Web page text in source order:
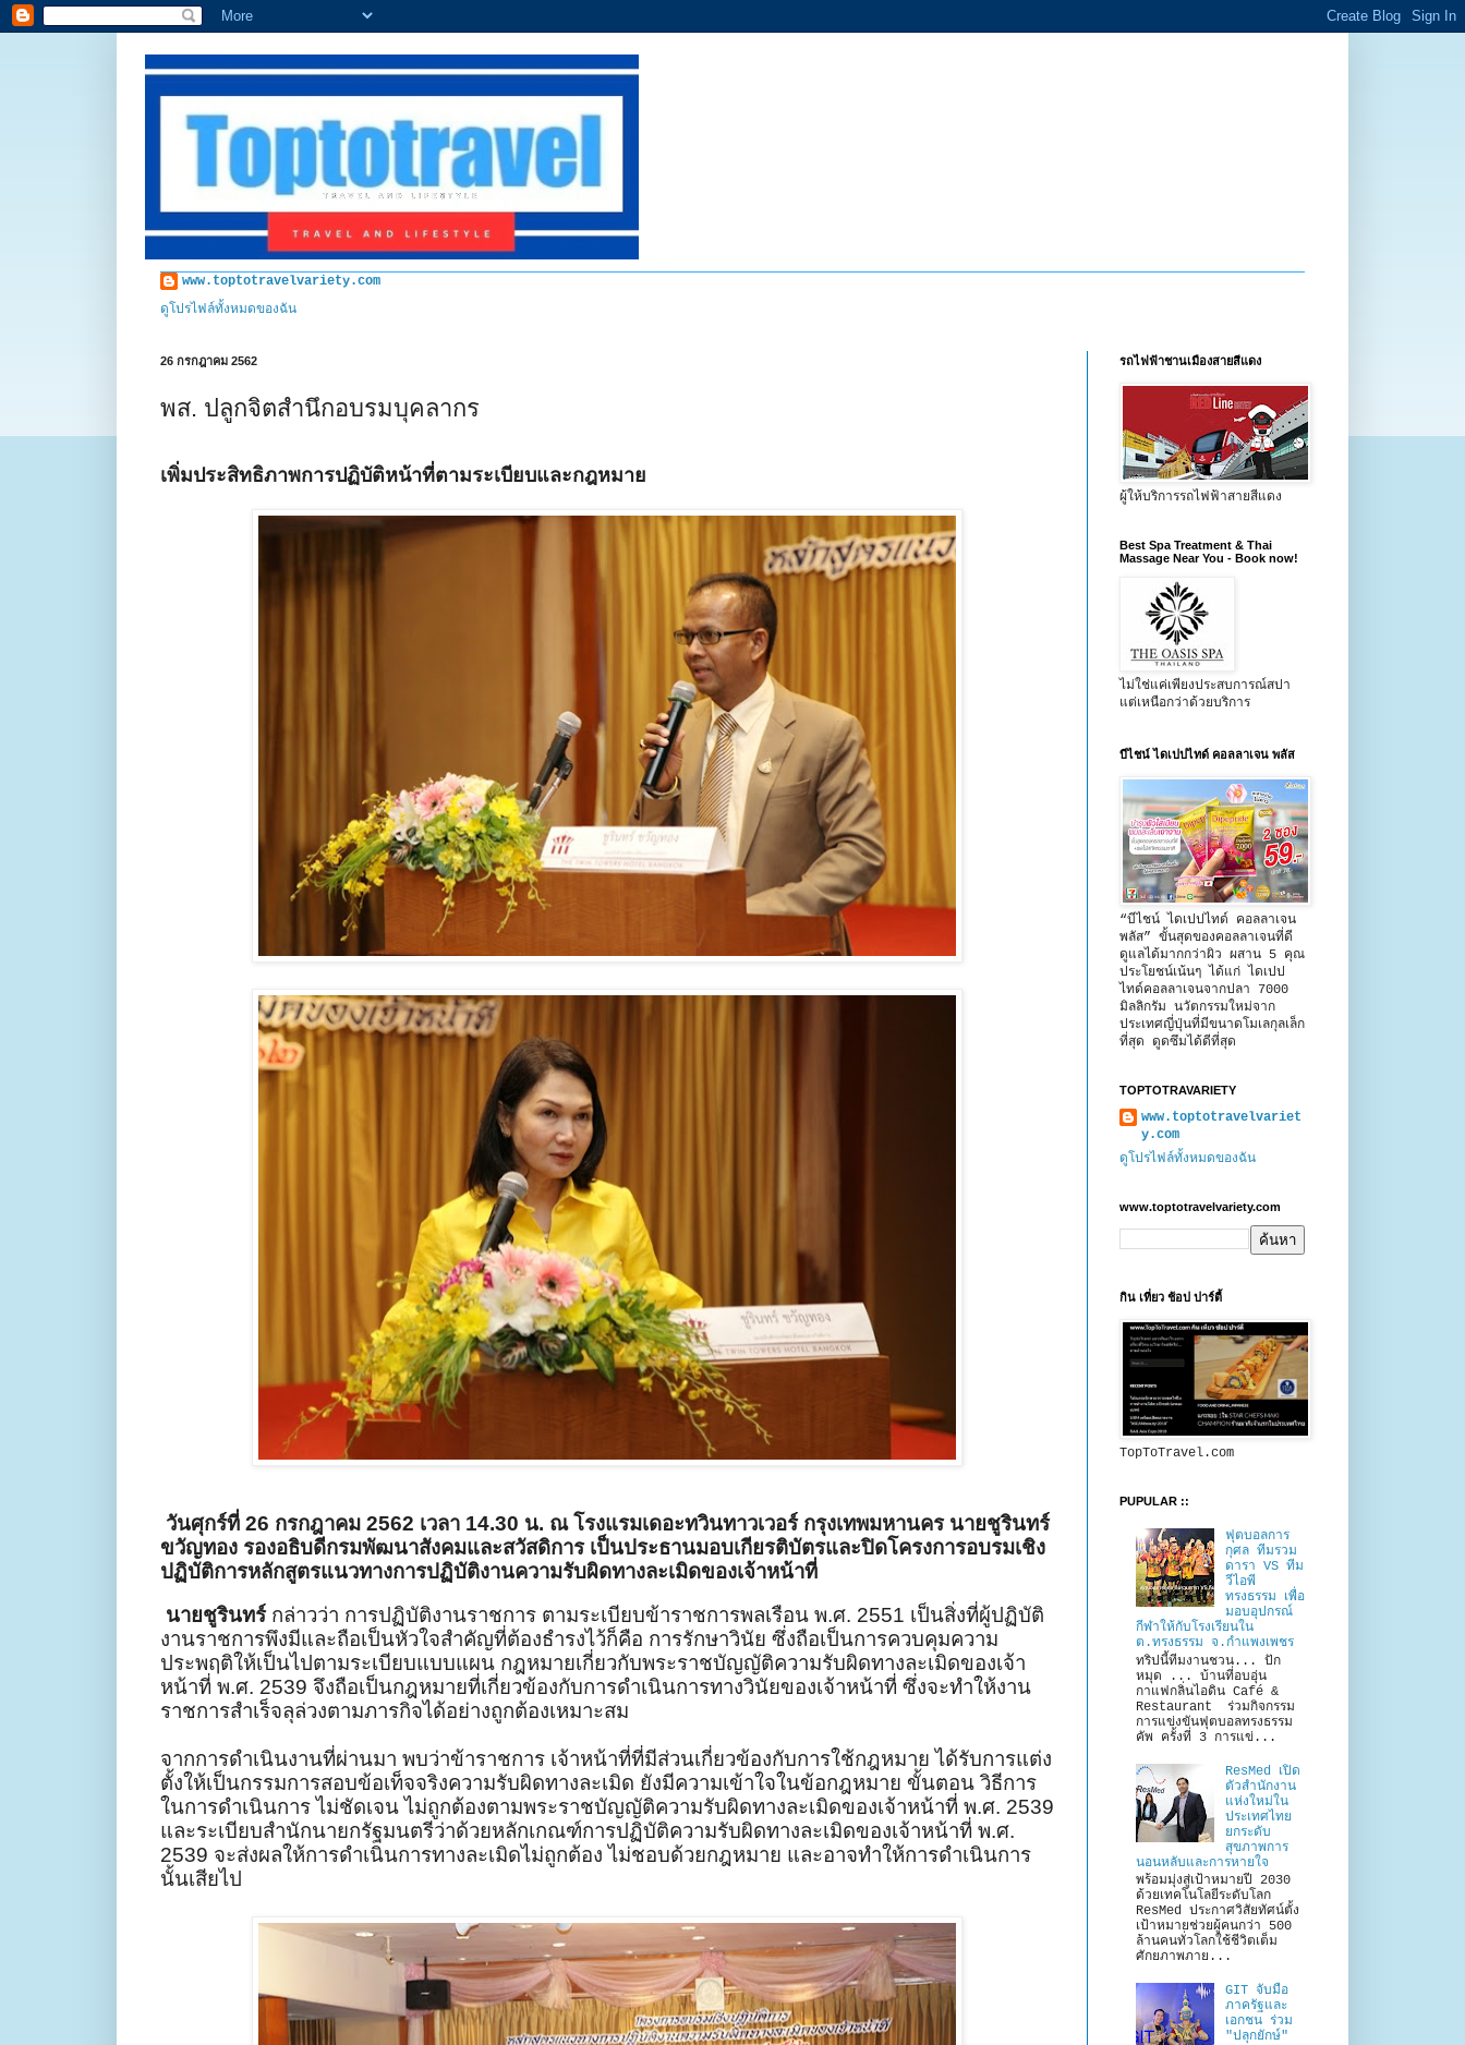
www.toptotravelvariety.com
ดูโปรไฟล์ทั้งหมดของฉัน
26 กรกฎาคม 2562
พส. ปลูกจิตสำนึกอบรมบุคลากร
เพิ่มประสิทธิภาพการปฏิบัติหน้าที่ตามระเบียบและกฎหมาย
วันศุกร์ที่ 26 กรกฎาคม 2562 เวลา 14.30 น. ณ โรงแรมเดอะทวินทาวเวอร์ กรุงเทพมหานคร นายชูรินทร์
ขวัญทอง รองอธิบดีกรมพัฒนาสังคมและสวัสดิการ เป็นประธานมอบเกียรติบัตรและปิดโครงการอบรมเชิง
ปฏิบัติการหลักสูตรแนวทางการปฏิบัติงานความรับผิดทางละเมิดของเจ้าหน้าที่
นายชูรินทร์ กล่าวว่า การปฏิบัติงานราชการ ตามระเบียบข้าราชการพลเรือน พ.ศ. 2551 เป็นสิ่งที่ผู้ปฏิบัติ
งานราชการพึงมีและถือเป็นหัวใจสำคัญที่ต้องธำรงไว้ก็คือ การรักษาวินัย ซึ่งถือเป็นการควบคุมความ
ประพฤติให้เป็นไปตามระเบียบแบบแผน กฎหมายเกี่ยวกับพระราชบัญญัติความรับผิดทางละเมิดของเจ้า
หน้าที่ พ.ศ. 2539 จึงถือเป็นกฎหมายที่เกี่ยวข้องกับการดำเนินการทางวินัยของเจ้าหน้าที่ ซึ่งจะทำให้งาน
ราชการสำเร็จลุล่วงตามภารกิจได้อย่างถูกต้องเหมาะสม
จากการดำเนินงานที่ผ่านมา พบว่าข้าราชการ เจ้าหน้าที่ที่มีส่วนเกี่ยวข้องกับการใช้กฎหมาย ได้รับการแต่ง
ตั้งให้เป็นกรรมการสอบข้อเท็จจริงความรับผิดทางละเมิด ยังมีความเข้าใจในข้อกฎหมาย ขั้นตอน วิธีการ
ในการดำเนินการ ไม่ชัดเจน ไม่ถูกต้องตามพระราชบัญญัติความรับผิดทางละเมิดของเจ้าหน้าที่ พ.ศ. 2539
และระเบียบสำนักนายกรัฐมนตรีว่าด้วยหลักเกณฑ์การปฏิบัติความรับผิดทางละเมิดของเจ้าหน้าที่ พ.ศ.
2539 จะส่งผลให้การดำเนินการทางละเมิดไม่ถูกต้อง ไม่ชอบด้วยกฎหมาย และอาจทำให้การดำเนินการ
นั้นเสียไป
รถไฟฟ้าชานเมืองสายสีแดง
ผู้ให้บริการรถไฟฟ้าสายสีแดง
Best Spa Treatment & Thai
Massage Near You - Book now!
ไม่ใช่แค่เพียงประสบการณ์สปา
แต่เหนือกว่าด้วยบริการ
บีไชน์ ไดเปปไทด์ คอลลาเจน พลัส
“บีไชน์ ไดเปปไทด์ คอลลาเจน
พลัส” ขั้นสุดของคอลลาเจนที่ดี
ดูแลได้มากกว่าผิว ผสาน 5 คุณ
ประโยชน์เน้นๆ ได้แก่ ไดเปป
ไทด์คอลลาเจนจากปลา 7000
มิลลิกรัม นวัตกรรมใหม่จาก
ประเทศญี่ปุ่นที่มีขนาดโมเลกุลเล็ก
ที่สุด ดูดซึมได้ดีที่สุด
TOPTOTRAVARIETY
www.toptotravelvariet
y.com
ดูโปรไฟล์ทั้งหมดของฉัน
www.toptotravelvariety.com
กิน เที่ยว ช้อป ปาร์ตี้
TopToTravel.com
PUPULAR ::
ฟุตบอลการ
กุศล ทีมรวม
ดารา VS ทีม
วีไอพี
ทรงธรรม เพื่อ
มอบอุปกรณ์
กีฬาให้กับโรงเรียนใน
ต.ทรงธรรม จ.กำแพงเพชร
ทริปนี้ทีมงานชวน... ปัก
หมุด ... บ้านที่อบอุ่น
กาแฟกลิ่นไอดิน Café &
Restaurant ร่วมกิจกรรม
การแข่งขันฟุตบอลทรงธรรม
คัพ ครั้งที่ 3 การแข่...
ResMed เปิด
ตัวสำนักงาน
แห่งใหม่ใน
ประเทศไทย
ยกระดับ
สุขภาพการ
นอนหลับและการหายใจ
พร้อมมุ่งสู่เป้าหมายปี 2030
ด้วยเทคโนโลยีระดับโลก
ResMed ประกาศวิสัยทัศน์ตั้ง
เป้าหมายช่วยผู้คนกว่า 500
ล้านคนทั่วโลกใช้ชีวิตเต็ม
ศักยภาพภาย...
GIT จับมือ
ภาครัฐและ
เอกชน ร่วม
"ปลุกยักษ์"